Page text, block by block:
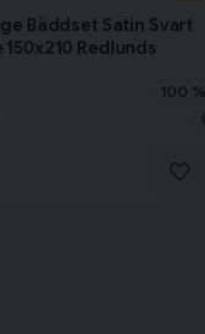
Bäddset Satin Svart
150x210 Redlunds
100